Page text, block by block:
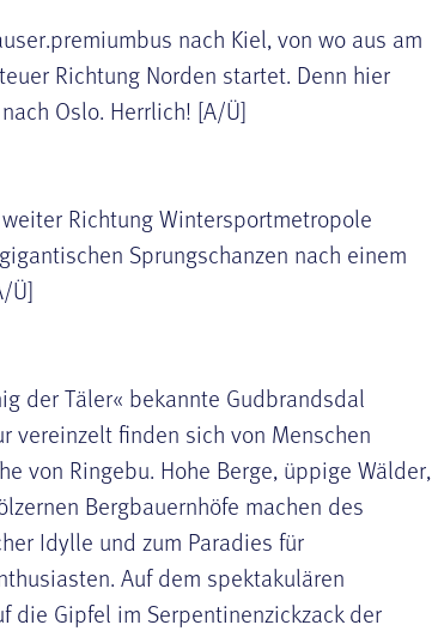
nach Kiel, von wo aus am
Richtung Norden startet. Denn hier
Oslo. Herrlich! [A/Ü]
Richtung Wintersportmetropole
Sprungschanzen nach einem
Ü]
der Täler« bekannte Gudbrandsdal
vereinzelt finden sich von Menschen
von Ringebu. Hohe Berge, üppige Wälder,
Bergbauernhöfe machen des
Idylle und zum Paradies für
Auf dem spektakulären
die Gipfel im Serpentinenzickzack der